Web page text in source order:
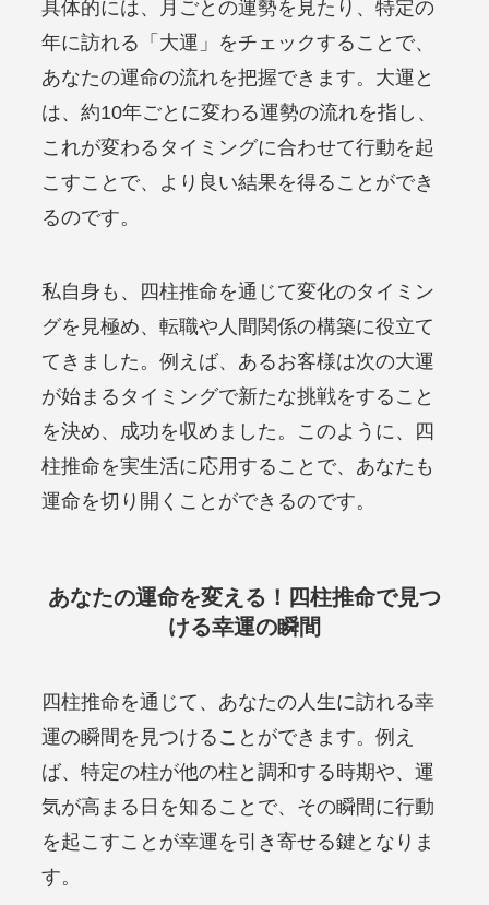
具体的には、月ごとの運勢を見たり、特定の
年に訪れる「大運」をチェックすることで、
あなたの運命の流れを把握できます。大運と
は、約10年ごとに変わる運勢の流れを指し、
これが変わるタイミングに合わせて行動を起
こすことで、より良い結果を得ることができ
るのです。
私自身も、四柱推命を通じて変化のタイミン
グを見極め、転職や人間関係の構築に役立て
てきました。例えば、あるお客様は次の大運
が始まるタイミングで新たな挑戦をすること
を決め、成功を収めました。このように、四
柱推命を実生活に応用することで、あなたも
運命を切り開くことができるのです。
あなたの運命を変える！四柱推命で見つ
ける幸運の瞬間
四柱推命を通じて、あなたの人生に訪れる幸
運の瞬間を見つけることができます。例え
ば、特定の柱が他の柱と調和する時期や、運
気が高まる日を知ることで、その瞬間に行動
を起こすことが幸運を引き寄せる鍵となりま
す。